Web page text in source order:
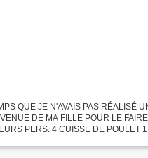
QUE JE N'AVAIS PAS RÉALISÉ
DE MA FILLE POUR LE
PERS. 4 CUISSE DE POULET